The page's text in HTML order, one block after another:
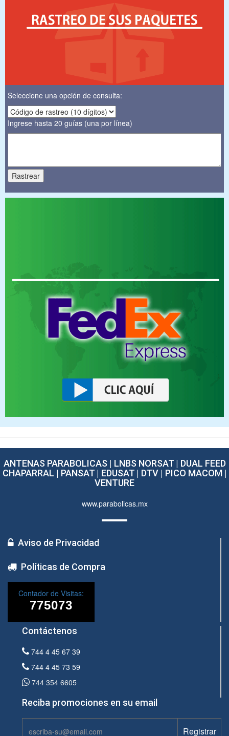
Seleccione una opción de consulta:
Ingrese hasta 20 guías (una por línea)
ANTENAS PARABOLICAS | LNBS NORSAT | DUAL FEED
CHAPARRAL | PANSAT | EDUSAT | DTV | PICO MACOM |
VENTURE
www.parabolicas.mx
Aviso de Privacidad
Políticas de Compra
Contador de Visitas:
Contáctenos
744 4 45 67 39
744 4 45 73 59
744 354 6605
Reciba promociones en su email